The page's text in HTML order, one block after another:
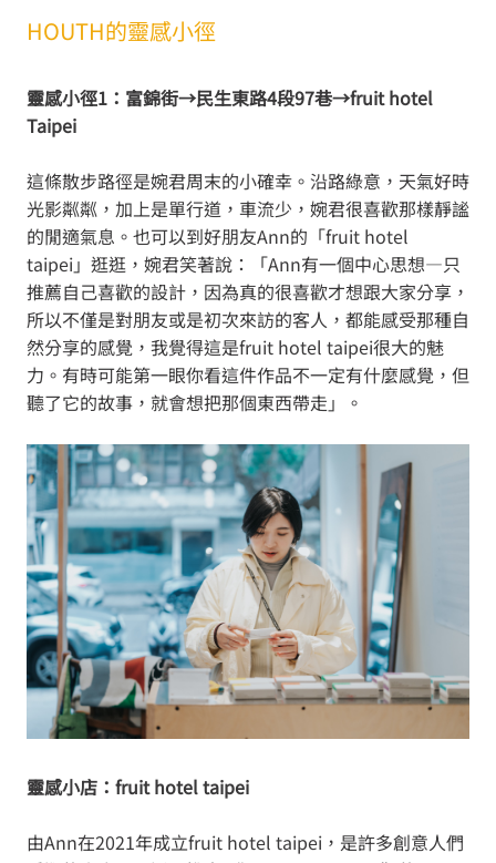
HOUTH的靈感小徑
靈感小徑1：富錦街→民生東路4段97巷→fruit hotel
Taipei
這條散步路徑是婉君周末的小確幸。沿路綠意，天氣好時
光影粼粼，加上是單行道，車流少，婉君很喜歡那樣靜謐
的閒適氣息。也可以到好朋友Ann的「fruit hotel
taipei」逛逛，婉君笑著說：「Ann有一個中心思想—只
推薦自己喜歡的設計，因為真的很喜歡才想跟大家分享，
所以不僅是對朋友或是初次來訪的客人，都能感受那種自
然分享的感覺，我覺得這是fruit hotel taipei很大的魅
力。有時可能第一眼你看這件作品不一定有什麼感覺，但
聽了它的故事，就會想把那個東西帶走」。
靈感小店：fruit hotel taipei
由Ann在2021年成立fruit hotel taipei，是許多創意人們